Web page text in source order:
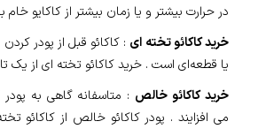
در حرارت بیشتر و یا زمان بیشتر از کاکایو
خرید کاکائو تخته ای : کاکائو قبل از پودر
یا قطعه‌ای است . خرید کاکائو تخته ای از یک تا ۱۵ کیلو
خرید کاکائو خالص : متاسفانه گاهی به پودر
می افزایند . پودر کاکائو خالص از کاکائو